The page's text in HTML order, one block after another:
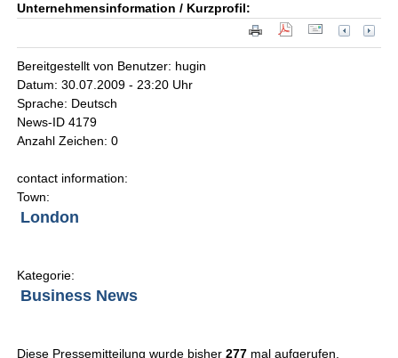
Unternehmensinformation / Kurzprofil:
Bereitgestellt von Benutzer: hugin
Datum: 30.07.2009 - 23:20 Uhr
Sprache: Deutsch
News-ID 4179
Anzahl Zeichen: 0
contact information:
Town:
London
Kategorie:
Business News
Diese Pressemitteilung wurde bisher277 mal aufgerufen.